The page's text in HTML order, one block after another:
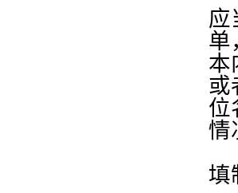
应
单
本
或
位
情
填